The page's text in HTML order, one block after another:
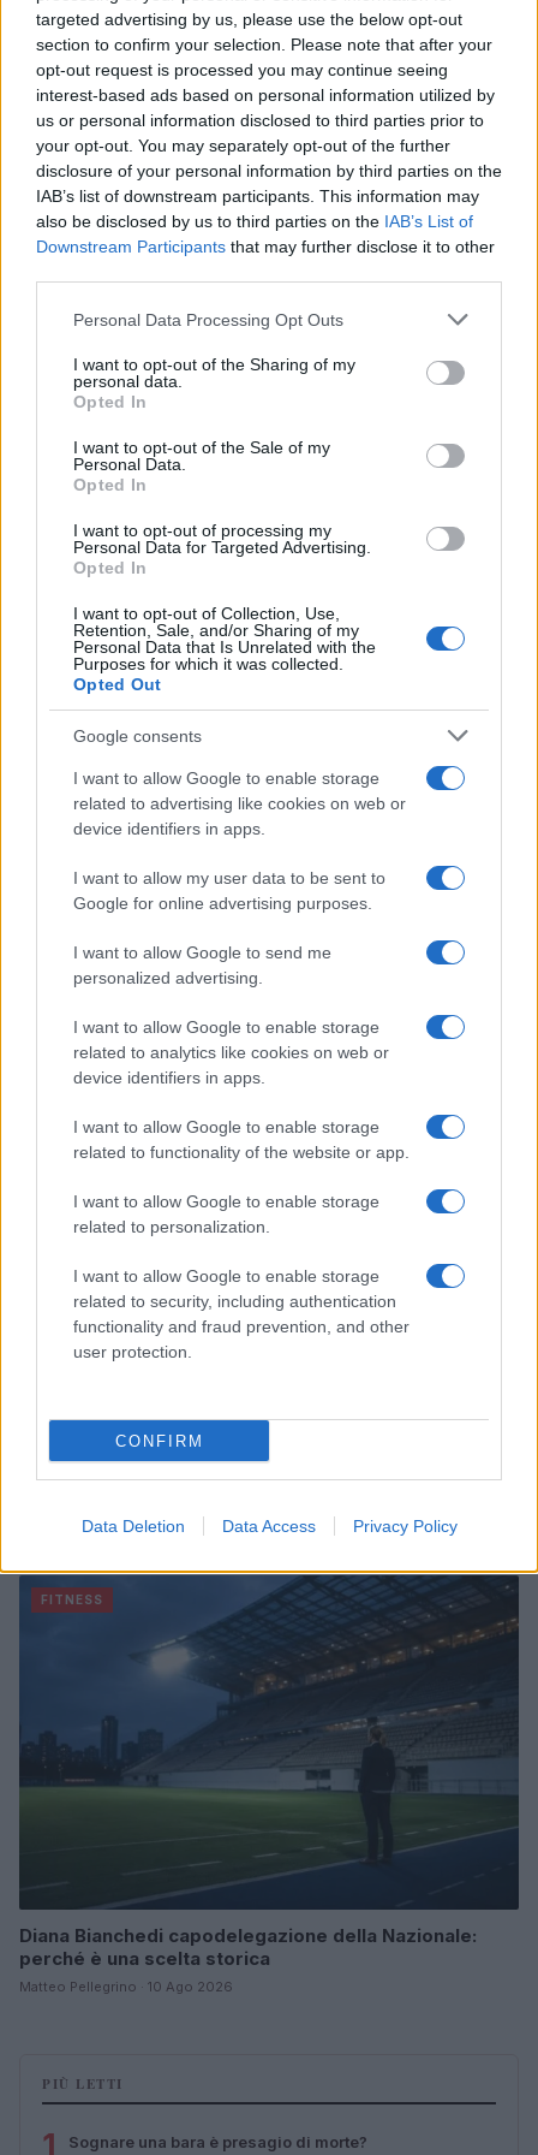
targeted advertising by us, please use the below opt-out
section to confirm your selection. Please note that after your
opt-out request is processed you may continue seeing
interest-based ads based on personal information utilized by
us or personal information disclosed to third parties prior to
your opt-out. You may separately opt-out of the further
disclosure of your personal information by third parties on the
IAB’s list of downstream participants. This information may
also be disclosed by us to third parties on the IAB’s List of
Downstream Participants that may further disclose it to other
Please note that this website/app uses one or more Google
not limited to your visit or usage behaviour. You may click to
grant or deny consent to Google and its third-party tags to
use your data for below specified purposes in below Google
consent section.
Personal Data Processing Opt Outs
I want to opt-out of the Sharing of my
personal data.
Opted In
I want to opt-out of the Sale of my
Personal Data.
Opted In
I want to opt-out of processing my
Personal Data for Targeted Advertising.
Opted In
I want to opt-out of Collection, Use,
Retention, Sale, and/or Sharing of my
Personal Data that Is Unrelated with the
Purposes for which it was collected.
Opted Out
Google consents
I want to allow Google to enable storage
related to advertising like cookies on web or
device identifiers in apps.
I want to allow my user data to be sent to
Google for online advertising purposes.
I want to allow Google to send me
personalized advertising.
I want to allow Google to enable storage
related to analytics like cookies on web or
device identifiers in apps.
I want to allow Google to enable storage
related to functionality of the website or app.
I want to allow Google to enable storage
related to personalization.
I want to allow Google to enable storage
related to security, including authentication
functionality and fraud prevention, and other
user protection.
CONFIRM
Data Deletion Data Access Privacy Policy
AUTORE
Staff
Continua a leggere
Olio d’oliva al mattino: funziona davvero? Scopriamo i
BENESSERE
un’estate serena
FITNESS
Diana Bianchedi capodelegazione della Nazionale:
perché è una scelta storica
Matteo Pellegrino · 10 Ago 2026
PIÙ LETTI
1 Sognare una bara è presagio di morte?